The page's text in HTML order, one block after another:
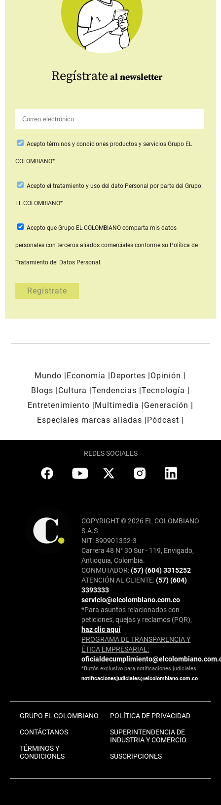
Regístrate al newsletter
Aceptotérminos y condiciones productos y serviciosGrupo EL
COLOMBIANO*
Acepto el tratamiento y uso del dato Personal por parte del Grupo
EL COLOMBIANO*
Acepto que Grupo EL COLOMBIANOcomparta mis datos
personales con terceros aliados comerciales conforme su Política de
Tratamiento del Datos Personal.
Mundo Economía Deportes
Opinión
Blogs
Cultura Tendencias Tecnología
Entretenimiento
Multimedia
Generación
Especiales marcas aliadas
Pódcast
REDES SOCIALES
COPYRIGHT © 2026 EL COLOMBIANO
S.A.S
NIT: 890901352-3
Carrera 48 N° 30 Sur - 119, Envigado,
Antioquia, Colombia.
CONMUTADOR:(57) (604) 3315252
ATENCIÓN AL CLIENTE:(57) (604)
3393333
servicio@elcolombiano.com.co
*Para asuntos relacionados con
peticiones, quejas y reclamos (PQR),
haz clic aquí
PROGRAMA DE TRANSPARENCIA Y
ÉTICA EMPRESARIAL:
*Buzón exclusivo para notificaciones judiciales:
notificacionesjudiciales@elcolombiano.com.co
GRUPO EL COLOMBIANO
CONTÁCTANOS
TÉRMINOS Y
CONDICIONES
POLÍTICA DE PRIVACIDAD
SUPERINTENDENCIA DE
INDUSTRIA Y COMERCIO
SUSCRIPCIONES